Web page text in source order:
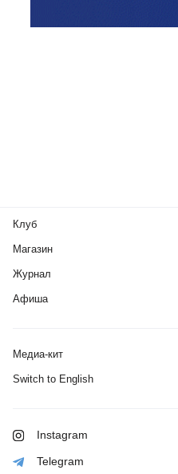
Клуб
Магазин
Журнал
Афиша
Медиа-кит
Switch to English
Instagram
Telegram